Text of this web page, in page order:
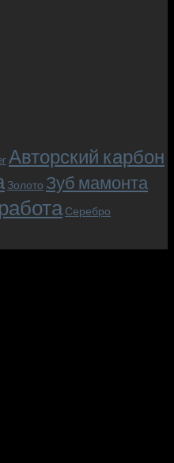
Авторский карбон
Золото Зуб мамонта
Серебро